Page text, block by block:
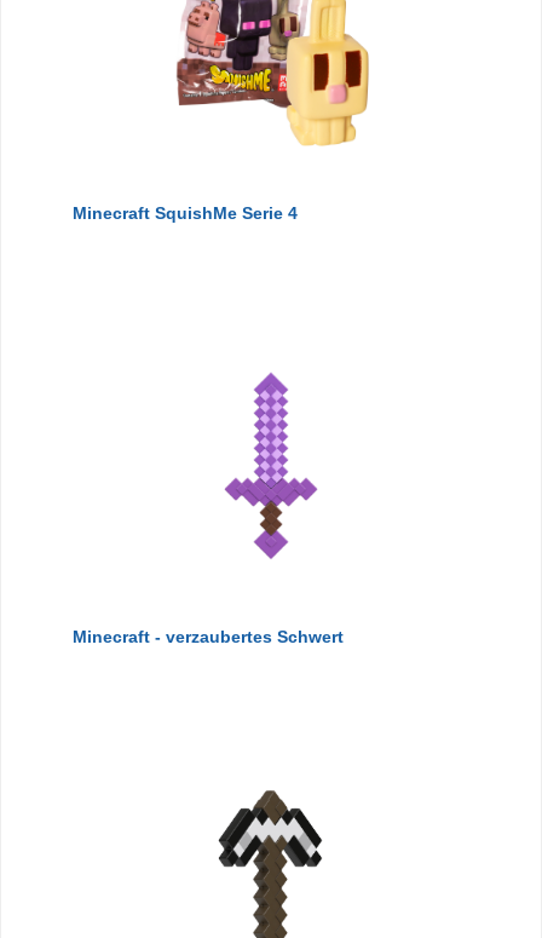
Minecraft SquishMe Serie 4
Minecraft - verzaubertes Schwert